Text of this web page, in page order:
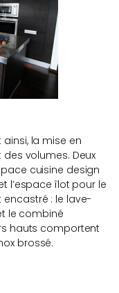
la mise en
volumes. Deux
cuisine design
l’espace îlot pour le
: le lave-
le combiné
hauts comportent
brossé.